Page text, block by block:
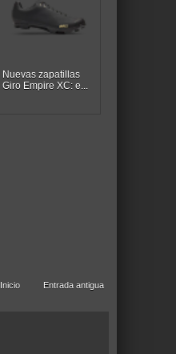
Nuevas zapatillas
Giro Empire XC: e...
Entrada antigua
Inicio